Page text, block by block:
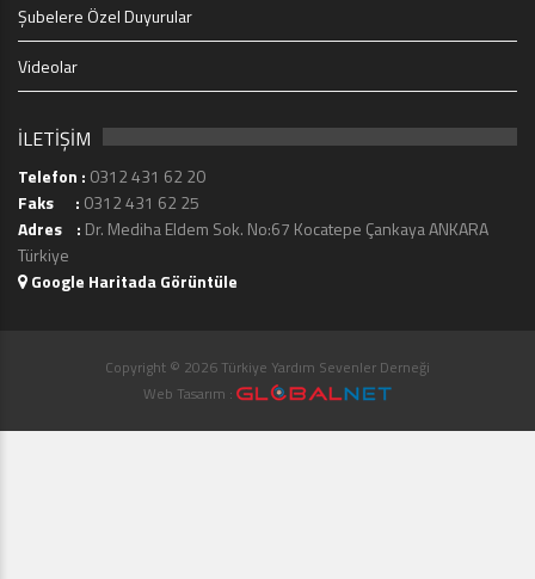
Şubelere Özel Duyurular
Videolar
İLETİŞİM
Telefon : 0312 431 62 20
Faks : 0312 431 62 25
Adres : Dr. Mediha Eldem Sok. No:67 Kocatepe Çankaya ANKARA
Türkiye
Google Haritada Görüntüle
Copyright © 2026 Türkiye Yardım Sevenler Derneği
Web Tasarım :